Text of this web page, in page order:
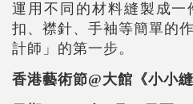
運用不同的材料縫製成一
扣、襟針、手袖等簡單的
計師」的第一步。
香港藝術節@大館《小小縫